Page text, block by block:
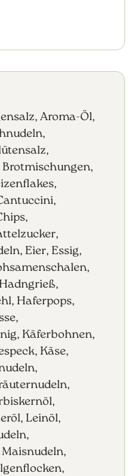
Aroma-Öl,
Eier, Essig,
Haferpops,
Käferbohnen,
Käse,
Leinöl,